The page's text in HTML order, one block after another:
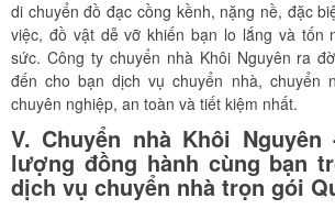
di chuyển đồ đạc cồng kềnh, nặng nề, đặc
việc, đồ vật dễ vỡ khiến bạn lo lắng và tốn
sức. Công ty chuyển nhà Khôi Nguyên ra
đến cho bạn dịch vụ chuyển nhà, chuyển
chuyên nghiệp, an toàn và tiết kiệm nhất.
V. Chuyển nhà Khôi
lượng đồng hành cùng bạn
dịch vụ chuyển nhà trọn gói